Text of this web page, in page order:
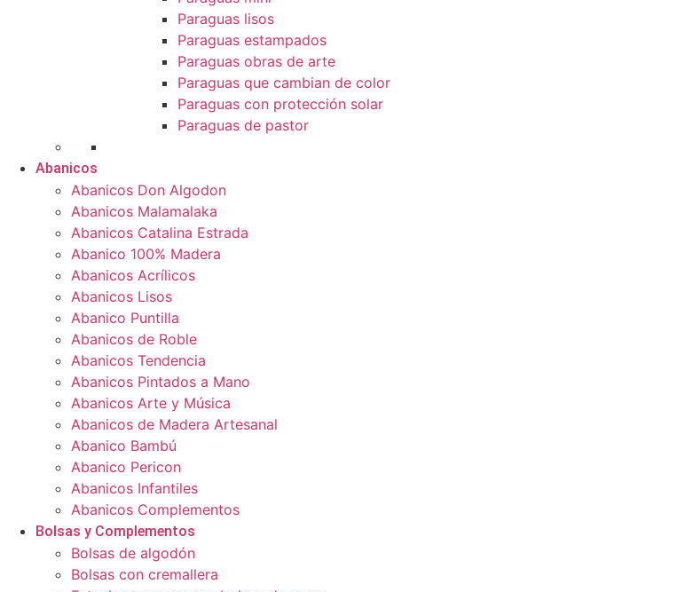
Paraguas lisos
Paraguas estampados
Paraguas obras de arte
Paraguas que cambian de color
Paraguas con protección solar
Paraguas de pastor
Abanicos
Abanicos Don Algodon
Abanicos Malamalaka
Abanicos Catalina Estrada
Abanico 100% Madera
Abanicos Acrílicos
Abanicos Lisos
Abanico Puntilla
Abanicos de Roble
Abanicos Tendencia
Abanicos Pintados a Mano
Abanicos Arte y Música
Abanicos de Madera Artesanal
Abanico Bambú
Abanico Pericon
Abanicos Infantiles
Abanicos Complementos
Bolsas y Complementos
Bolsas de algodón
Bolsas con cremallera